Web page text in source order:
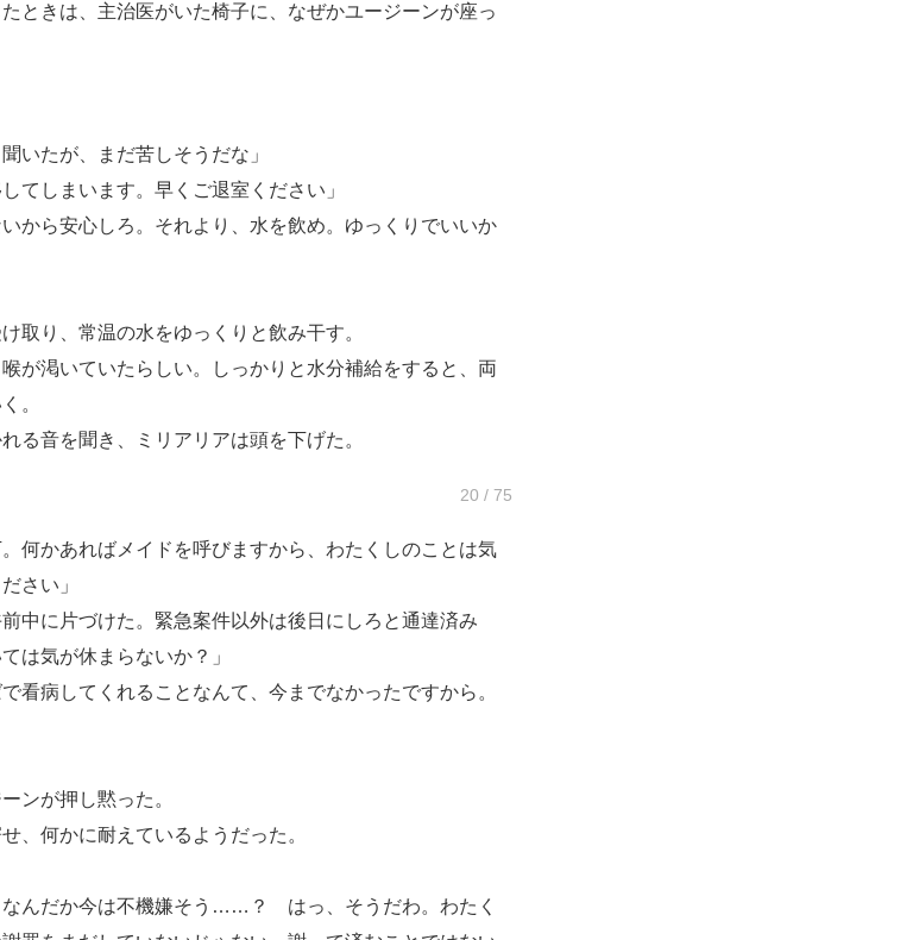
ときは、主治医がいた椅子に、なぜかユージーンが座っ
いたが、まだ苦しそうだな」
てしまいます。早くご退室ください」
から安心しろ。それより、水を飲め。ゆっくりでいいか
取り、常温の水をゆっくりと飲み干す。
が渇いていたらしい。しっかりと水分補給をすると、両
。
る音を聞き、ミリアリアは頭を下げた。
20 / 75
何かあればメイドを呼びますから、わたくしのことは気
さい」
中に片づけた。緊急案件以外は後日にしろと通達済み
は気が休まらないか？」
看病してくれることなんて、今までなかったですから。
ンが押し黙った。
、何かに耐えているようだった。
なんだか今は不機嫌そう……？ はっ、そうだわ。わたく